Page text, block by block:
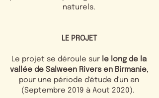
naturels.
LE PROJET
Le projet se déroule sur le long de la
vallée de Salween Rivers en Birmanie,
pour une période d'étude d'un an
(Septembre 2019 à Aout 2020).